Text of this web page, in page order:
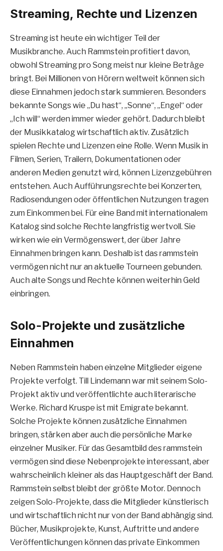
Streaming, Rechte und Lizenzen
Streaming ist heute ein wichtiger Teil der
Musikbranche. Auch Rammstein profitiert davon,
obwohl Streaming pro Song meist nur kleine Beträge
bringt. Bei Millionen von Hörern weltweit können sich
diese Einnahmen jedoch stark summieren. Besonders
bekannte Songs wie „Du hast“, „Sonne“, „Engel“ oder
„Ich will“ werden immer wieder gehört. Dadurch bleibt
der Musikkatalog wirtschaftlich aktiv. Zusätzlich
spielen Rechte und Lizenzen eine Rolle. Wenn Musik in
Filmen, Serien, Trailern, Dokumentationen oder
anderen Medien genutzt wird, können Lizenzgebühren
entstehen. Auch Aufführungsrechte bei Konzerten,
Radiosendungen oder öffentlichen Nutzungen tragen
zum Einkommen bei. Für eine Band mit internationalem
Katalog sind solche Rechte langfristig wertvoll. Sie
wirken wie ein Vermögenswert, der über Jahre
Einnahmen bringen kann. Deshalb ist das rammstein
vermögen nicht nur an aktuelle Tourneen gebunden.
Auch alte Songs und Rechte können weiterhin Geld
einbringen.
Solo-Projekte und zusätzliche
Einnahmen
Neben Rammstein haben einzelne Mitglieder eigene
Projekte verfolgt. Till Lindemann war mit seinem Solo-
Projekt aktiv und veröffentlichte auch literarische
Werke. Richard Kruspe ist mit Emigrate bekannt.
Solche Projekte können zusätzliche Einnahmen
bringen, stärken aber auch die persönliche Marke
einzelner Musiker. Für das Gesamtbild des rammstein
vermögen sind diese Nebenprojekte interessant, aber
wahrscheinlich kleiner als das Hauptgeschäft der Band.
Rammstein selbst bleibt der größte Motor. Dennoch
zeigen Solo-Projekte, dass die Mitglieder künstlerisch
und wirtschaftlich nicht nur von der Band abhängig sind.
Bücher, Musikprojekte, Kunst, Auftritte und andere
Veröffentlichungen können das private Einkommen